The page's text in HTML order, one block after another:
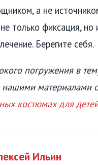
а не
только фиксация, но
Берегите себя.
погружения в
нашими материалами
костюмах для
Ильин